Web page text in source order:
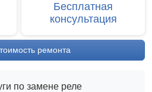
Бесплатная
консультация
ремонта
по замене реле